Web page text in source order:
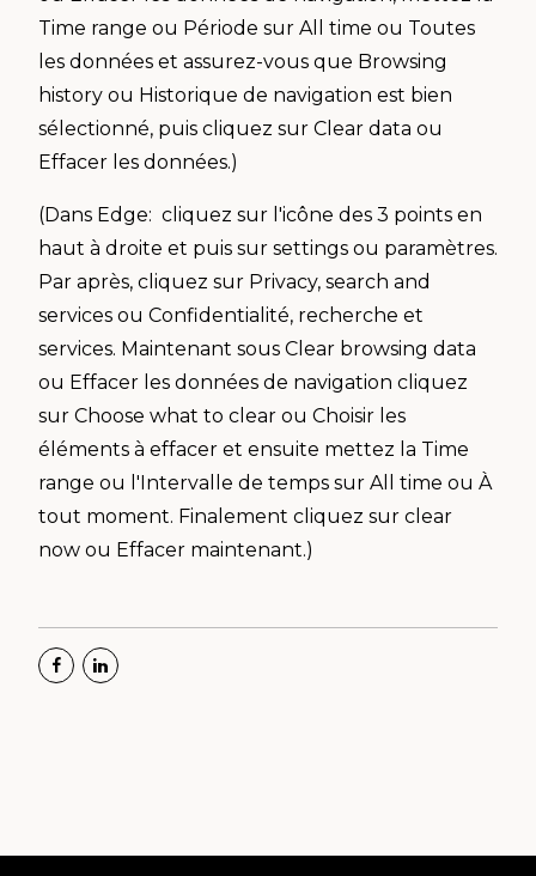
Time range ou Période sur All time ou Toutes
les données et assurez-vous que Browsing
history ou Historique de navigation est bien
sélectionné, puis cliquez sur Clear data ou
Effacer les données.)
(Dans Edge: cliquez sur l'icône des 3 points en
haut à droite et puis sur settings ou paramètres.
Par après, cliquez sur Privacy, search and
services ou Confidentialité, recherche et
services. Maintenant sous Clear browsing data
ou Effacer les données de navigation cliquez
sur Choose what to clear ou Choisir les
éléments à effacer et ensuite mettez la Time
range ou l'Intervalle de temps sur All time ou À
tout moment. Finalement cliquez sur clear
now ou Effacer maintenant.)